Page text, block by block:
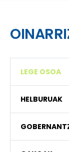
LEGE OSOA
HELBURUAK